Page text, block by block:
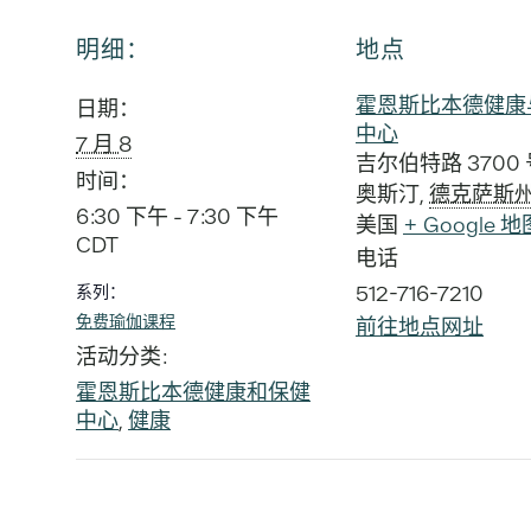
明细：
日期：
7 月 8
时间：
6:30 下午 - 7:30 下午
CDT
系列：
免费瑜伽课程
活动分类:
霍恩斯比本德健康和保健
中心 健康
地点
霍恩斯比本德健
中心
吉尔伯特路 3700
奥斯汀 德克萨斯州
美国 + Google 地
电话
512-716-7210
前往地点网址